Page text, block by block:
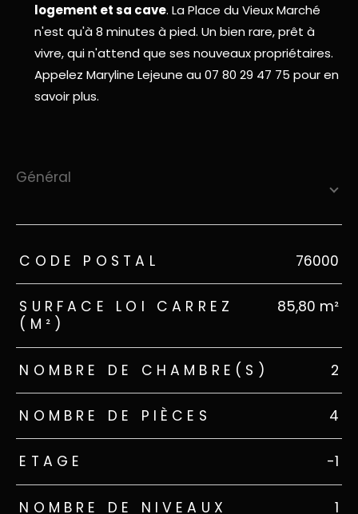
logement et sa cave. La Place du Vieux Marché
n'est qu'à 8 minutes à pied. Un bien rare, prêt à
vivre, qui n'attend que ses nouveaux propriétaires.
Appelez Maryline Lejeune au 07 80 29 47 75 pour en
savoir plus.
général
TRAD_ZEPHYR_Caracteristique TRAD_ZEPHYR_Valeurs
CODE POSTAL 76000
SURFACE LOI CARREZ
(M²)
85,80 m²
NOMBRE DE CHAMBRE(S) 2
NOMBRE DE PIÈCES 4
ETAGE -1
NOMBRE DE NIVEAUX 1